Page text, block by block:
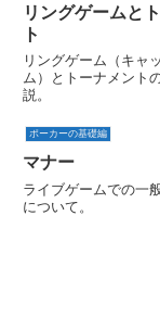
リングゲームと
ト
リングゲーム（キャ
ム）とトーナメント
説。
ポーカーの基礎編
マナー
ライブゲームでの一
について。